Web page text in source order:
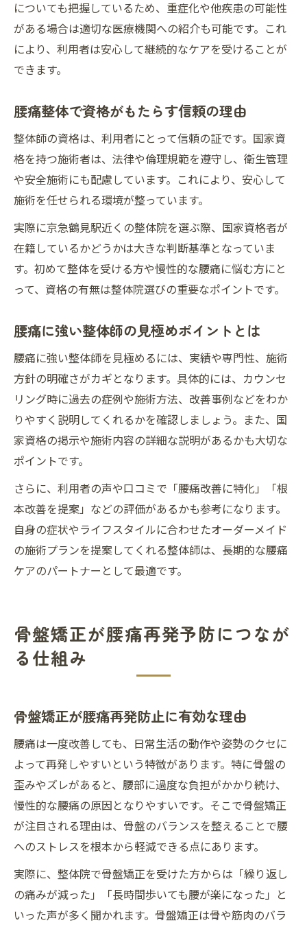
についても把握しているため、重症化や他疾患の可能性
がある場合は適切な医療機関への紹介も可能です。これ
により、利用者は安心して継続的なケアを受けることが
できます。
腰痛整体で資格がもたらす信頼の理由
整体師の資格は、利用者にとって信頼の証です。国家資
格を持つ施術者は、法律や倫理規範を遵守し、衛生管理
や安全施術にも配慮しています。これにより、安心して
施術を任せられる環境が整っています。
実際に京急鶴見駅近くの整体院を選ぶ際、国家資格者が
在籍しているかどうかは大きな判断基準となっていま
す。初めて整体を受ける方や慢性的な腰痛に悩む方にと
って、資格の有無は整体院選びの重要なポイントです。
腰痛に強い整体師の見極めポイントとは
腰痛に強い整体師を見極めるには、実績や専門性、施術
方針の明確さがカギとなります。具体的には、カウンセ
リング時に過去の症例や施術方法、改善事例などをわか
りやすく説明してくれるかを確認しましょう。また、国
家資格の掲示や施術内容の詳細な説明があるかも大切な
ポイントです。
さらに、利用者の声や口コミで「腰痛改善に特化」「根
本改善を提案」などの評価があるかも参考になります。
自身の症状やライフスタイルに合わせたオーダーメイド
の施術プランを提案してくれる整体師は、長期的な腰痛
ケアのパートナーとして最適です。
骨盤矯正が腰痛再発予防につなが
る仕組み
骨盤矯正が腰痛再発防止に有効な理由
腰痛は一度改善しても、日常生活の動作や姿勢のクセに
よって再発しやすいという特徴があります。特に骨盤の
歪みやズレがあると、腰部に過度な負担がかかり続け、
慢性的な腰痛の原因となりやすいです。そこで骨盤矯正
が注目される理由は、骨盤のバランスを整えることで腰
へのストレスを根本から軽減できる点にあります。
実際に、整体院で骨盤矯正を受けた方からは「繰り返し
の痛みが減った」「長時間歩いても腰が楽になった」と
いった声が多く聞かれます。骨盤矯正は骨や筋肉のバラ